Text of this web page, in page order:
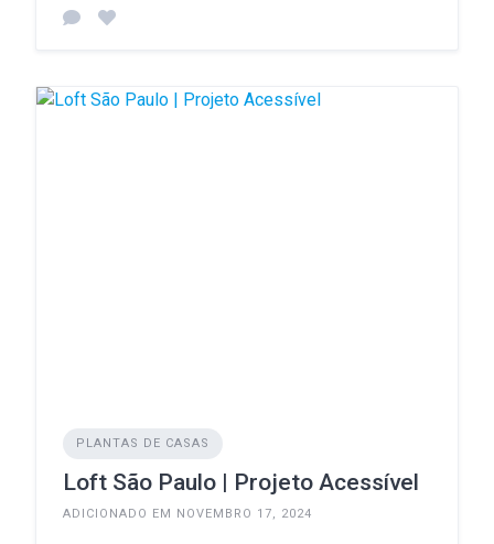
PLANTAS DE CASAS
Loft São Paulo | Projeto Acessível
ADICIONADO EM NOVEMBRO 17, 2024